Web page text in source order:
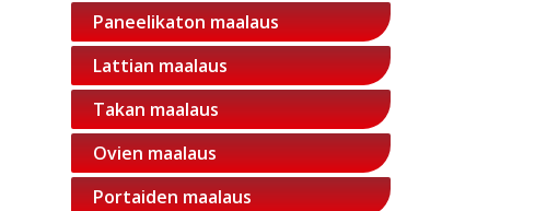
Paneelikaton maalaus
Lattian maalaus
Takan maalaus
Ovien maalaus
Portaiden maalaus